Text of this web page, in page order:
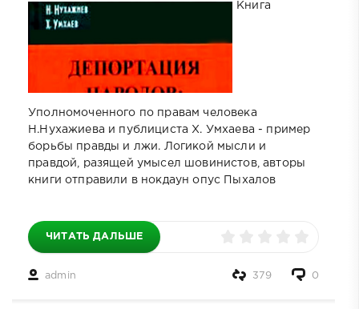
Книга
Уполномоченного по правам человека
Н.Нухажиева и публициста Х. Умхаева - пример
борьбы правды и лжи. Логикой мысли и
правдой, разящей умысел шовинистов, авторы
книги отправили в нокдаун опус Пыхалов
ЧИТАТЬ ДАЛЬШЕ
admin 0
379